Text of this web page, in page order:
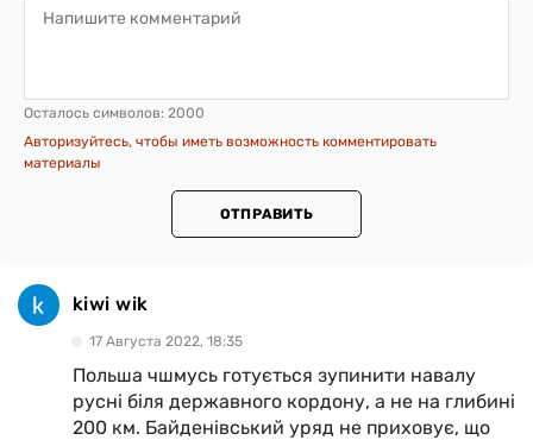
Осталось символов: 2000
Авторизуйтесь, чтобы иметь возможность комментировать
материалы
ОТПРАВИТЬ
kiwi wik
17 Августа 2022, 18:35
Польша чшмусь готується зупинити навалу
русні біля державного кордону, а не на глибині
200 км. Байденівський уряд не приховує, що